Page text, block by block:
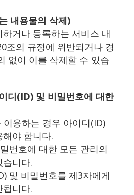
내용물의 삭제)
거나 등록하는 서비스 내
조의 규정에 위반되거나 경
없이 이를 삭제할 수 있습
디(ID) 및 비밀번호에 대한
이용하는 경우 아이디(ID)
야 합니다.
번호에 대한 모든 관리의
니다.
및 비밀번호를 제3자에게
니다.